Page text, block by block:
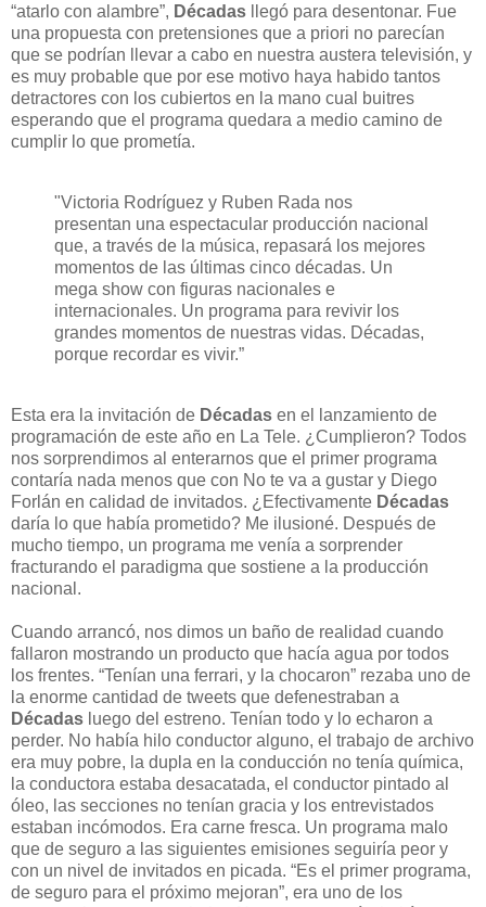
“atarlo con alambre”, Décadas
llegó para desentonar. Fue
una propuesta con pretensiones que a priori no parecían
que se podrían llevar a cabo en nuestra austera televisión, y
es muy probable que por ese motivo haya habido tantos
detractores con los cubiertos en la mano cual buitres
esperando que el programa quedara a medio camino de
cumplir lo que prometía.
"Victoria Rodríguez y Ruben Rada nos
presentan una espectacular producción nacional
que, a través de la música, repasará los mejores
momentos de las últimas cinco décadas. Un
mega show con figuras nacionales e
internacionales. Un programa para revivir los
grandes momentos de nuestras vidas. Décadas,
porque recordar es vivir.”
Esta era la invitación de Décadas en el lanzamiento de
programación de este año en La Tele. ¿Cumplieron? Todos
nos sorprendimos al enterarnos que el primer programa
contaría nada menos que con No te va a gustar y Diego
Forlán en calidad de invitados. ¿Efectivamente Décadas
daría lo que había prometido? Me ilusioné. Después de
mucho tiempo, un programa me venía a sorprender
fracturando el paradigma que sostiene a la producción
nacional.
Cuando arrancó, nos dimos un baño de realidad cuando
fallaron mostrando un producto que hacía agua por todos
los frentes. “Tenían una ferrari, y la chocaron” rezaba uno de
la enorme cantidad de tweets que defenestraban a
Décadas luego del estreno. Tenían todo y lo echaron a
perder. No había hilo conductor alguno, el trabajo de archivo
era muy pobre, la dupla en la conducción no tenía química,
la conductora estaba desacatada, el conductor pintado al
óleo, las secciones no tenían gracia y los entrevistados
estaban incómodos. Era carne fresca. Un programa malo
que de seguro a las siguientes emisiones seguiría peor y
con un nivel de invitados en picada. “Es el primer programa,
de seguro para el próximo mejoran”, era uno de los